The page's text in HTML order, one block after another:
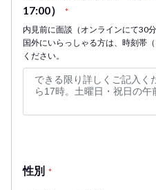
17:00）
*
内見前に面談（オンラインにて30
国外にいらっしゃる方は、時刻帯
ください。
性別 *